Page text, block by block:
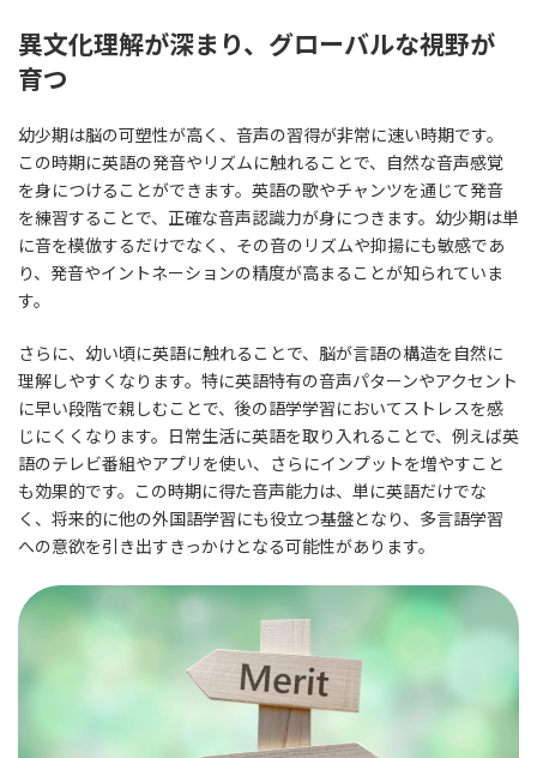
異文化理解が深まり、グローバルな視野が
育つ
幼少期は脳の可塑性が高く、音声の習得が非常に速い時期です。
この時期に英語の発音やリズムに触れることで、自然な音声感覚
を身につけることができます。英語の歌やチャンツを通じて発音
を練習することで、正確な音声認識力が身につきます。幼少期は単
に音を模倣するだけでなく、その音のリズムや抑揚にも敏感であ
り、発音やイントネーションの精度が高まることが知られていま
す。
さらに、幼い頃に英語に触れることで、脳が言語の構造を自然に
理解しやすくなります。特に英語特有の音声パターンやアクセント
に早い段階で親しむことで、後の語学学習においてストレスを感
じにくくなります。日常生活に英語を取り入れることで、例えば英
語のテレビ番組やアプリを使い、さらにインプットを増やすこと
も効果的です。この時期に得た音声能力は、単に英語だけでな
く、将来的に他の外国語学習にも役立つ基盤となり、多言語学習
への意欲を引き出すきっかけとなる可能性があります。